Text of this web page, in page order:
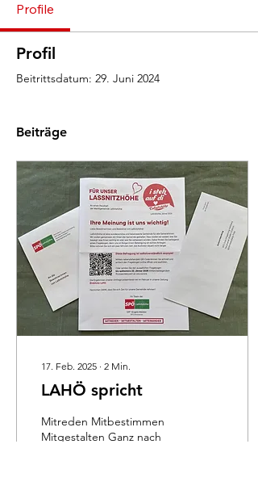
Profile
Profil
Beitrittsdatum: 29. Juni 2024
Beiträge
17. Feb. 2025 ∙ 2 Min.
LAHÖ spricht
Mitreden Mitbestimmen
Mitgestalten Ganz nach